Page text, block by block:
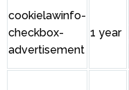
cookielawinfo-
checkbox-
advertisement
1 year